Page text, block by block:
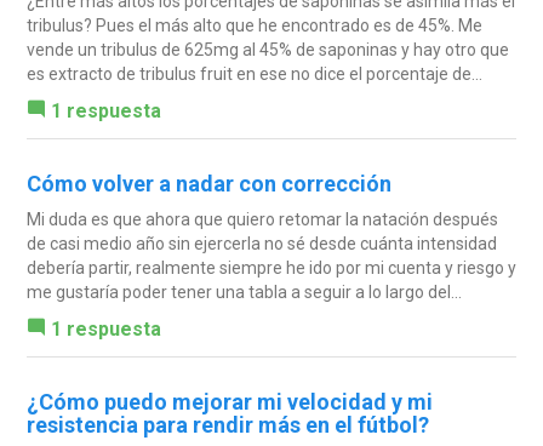
tribulus? Pues el más alto que he encontrado es de 45%. Me
vende un tribulus de 625mg al 45% de saponinas y hay otro que
es extracto de tribulus fruit en ese no dice el porcentaje de...
1 respuesta
Cómo volver a nadar con corrección
Mi duda es que ahora que quiero retomar la natación después
de casi medio año sin ejercerla no sé desde cuánta intensidad
debería partir, realmente siempre he ido por mi cuenta y riesgo y
me gustaría poder tener una tabla a seguir a lo largo del...
1 respuesta
¿Cómo puedo mejorar mi velocidad y mi
resistencia para rendir más en el fútbol?